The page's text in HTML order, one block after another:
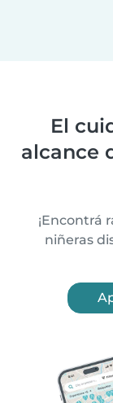
El
alcance
¡Encontrá
niñeras